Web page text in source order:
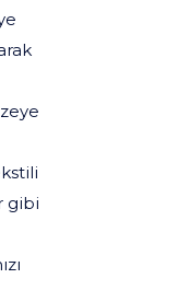
gibi